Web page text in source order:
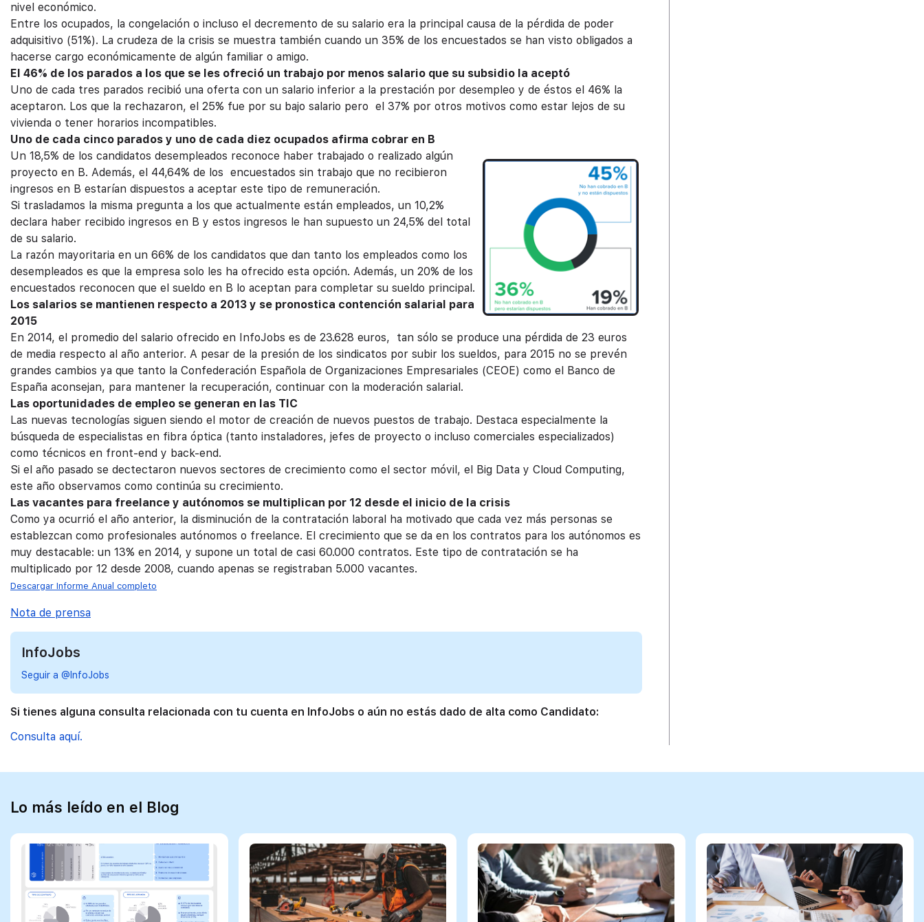
nivel económico.
Entre los ocupados, la congelación o incluso el decremento de su salario era la principal causa de la pérdida de poder
adquisitivo (51%). La crudeza de la crisis se muestra también cuando un 35% de los encuestados se han visto obligados a
hacerse cargo económicamente de algún familiar o amigo.
El 46% de los parados a los que se les ofreció un trabajo por menos salario que su subsidio la aceptó
Uno de cada tres parados recibió una oferta con un salario inferior a la prestación por desempleo y de éstos el 46% la
aceptaron. Los que la rechazaron, el 25% fue por su bajo salario pero el 37% por otros motivos como estar lejos de su
vivienda o tener horarios incompatibles.
Uno de cada cinco parados y uno de cada diez ocupados afirma cobrar en B
Un 18,5% de los candidatos desempleados reconoce haber trabajado o realizado algún
proyecto en B. Además, el 44,64% de los encuestados sin trabajo que no recibieron
ingresos en B estarían dispuestos a aceptar este tipo de remuneración.
Si trasladamos la misma pregunta a los que actualmente están empleados, un 10,2%
declara haber recibido ingresos en B y estos ingresos le han supuesto un 24,5% del total
de su salario.
La razón mayoritaria en un 66% de los candidatos que dan tanto los empleados como los
desempleados es que la empresa solo les ha ofrecido esta opción. Además, un 20% de los
encuestados reconocen que el sueldo en B lo aceptan para completar su sueldo principal.
Los salarios se mantienen respecto a 2013 y se pronostica contención salarial para
2015
En 2014, el promedio del salario ofrecido en InfoJobs es de 23.628 euros, tan sólo se produce una pérdida de 23 euros
de media respecto al año anterior. A pesar de la presión de los sindicatos por subir los sueldos, para 2015 no se prevén
grandes cambios ya que tanto la Confederación Española de Organizaciones Empresariales (CEOE) como el Banco de
España aconsejan, para mantener la recuperación, continuar con la moderación salarial.
Las oportunidades de empleo se generan en las TIC
Las nuevas tecnologías siguen siendo el motor de creación de nuevos puestos de trabajo. Destaca especialmente la
búsqueda de especialistas en fibra óptica (tanto instaladores, jefes de proyecto o incluso comerciales especializados)
como técnicos en front-end y back-end.
Si el año pasado se dectectaron nuevos sectores de crecimiento como el sector móvil, el Big Data y Cloud Computing,
este año observamos como continúa su crecimiento.
Las vacantes para freelance y autónomos se multiplican por 12 desde el inicio de la crisis
Como ya ocurrió el año anterior, la disminución de la contratación laboral ha motivado que cada vez más personas se
establezcan como profesionales autónomos o freelance. El crecimiento que se da en los contratos para los autónomos es
muy destacable: un 13% en 2014, y supone un total de casi 60.000 contratos. Este tipo de contratación se ha
multiplicado por 12 desde 2008, cuando apenas se registraban 5.000 vacantes.
Descargar Informe Anual completo
Nota de prensa
InfoJobs
Seguir a @InfoJobs
Si tienes alguna consulta relacionada con tu cuenta en InfoJobs o aún no estás dado de alta como Candidato:
Consulta aquí.
Lo más leído en el Blog